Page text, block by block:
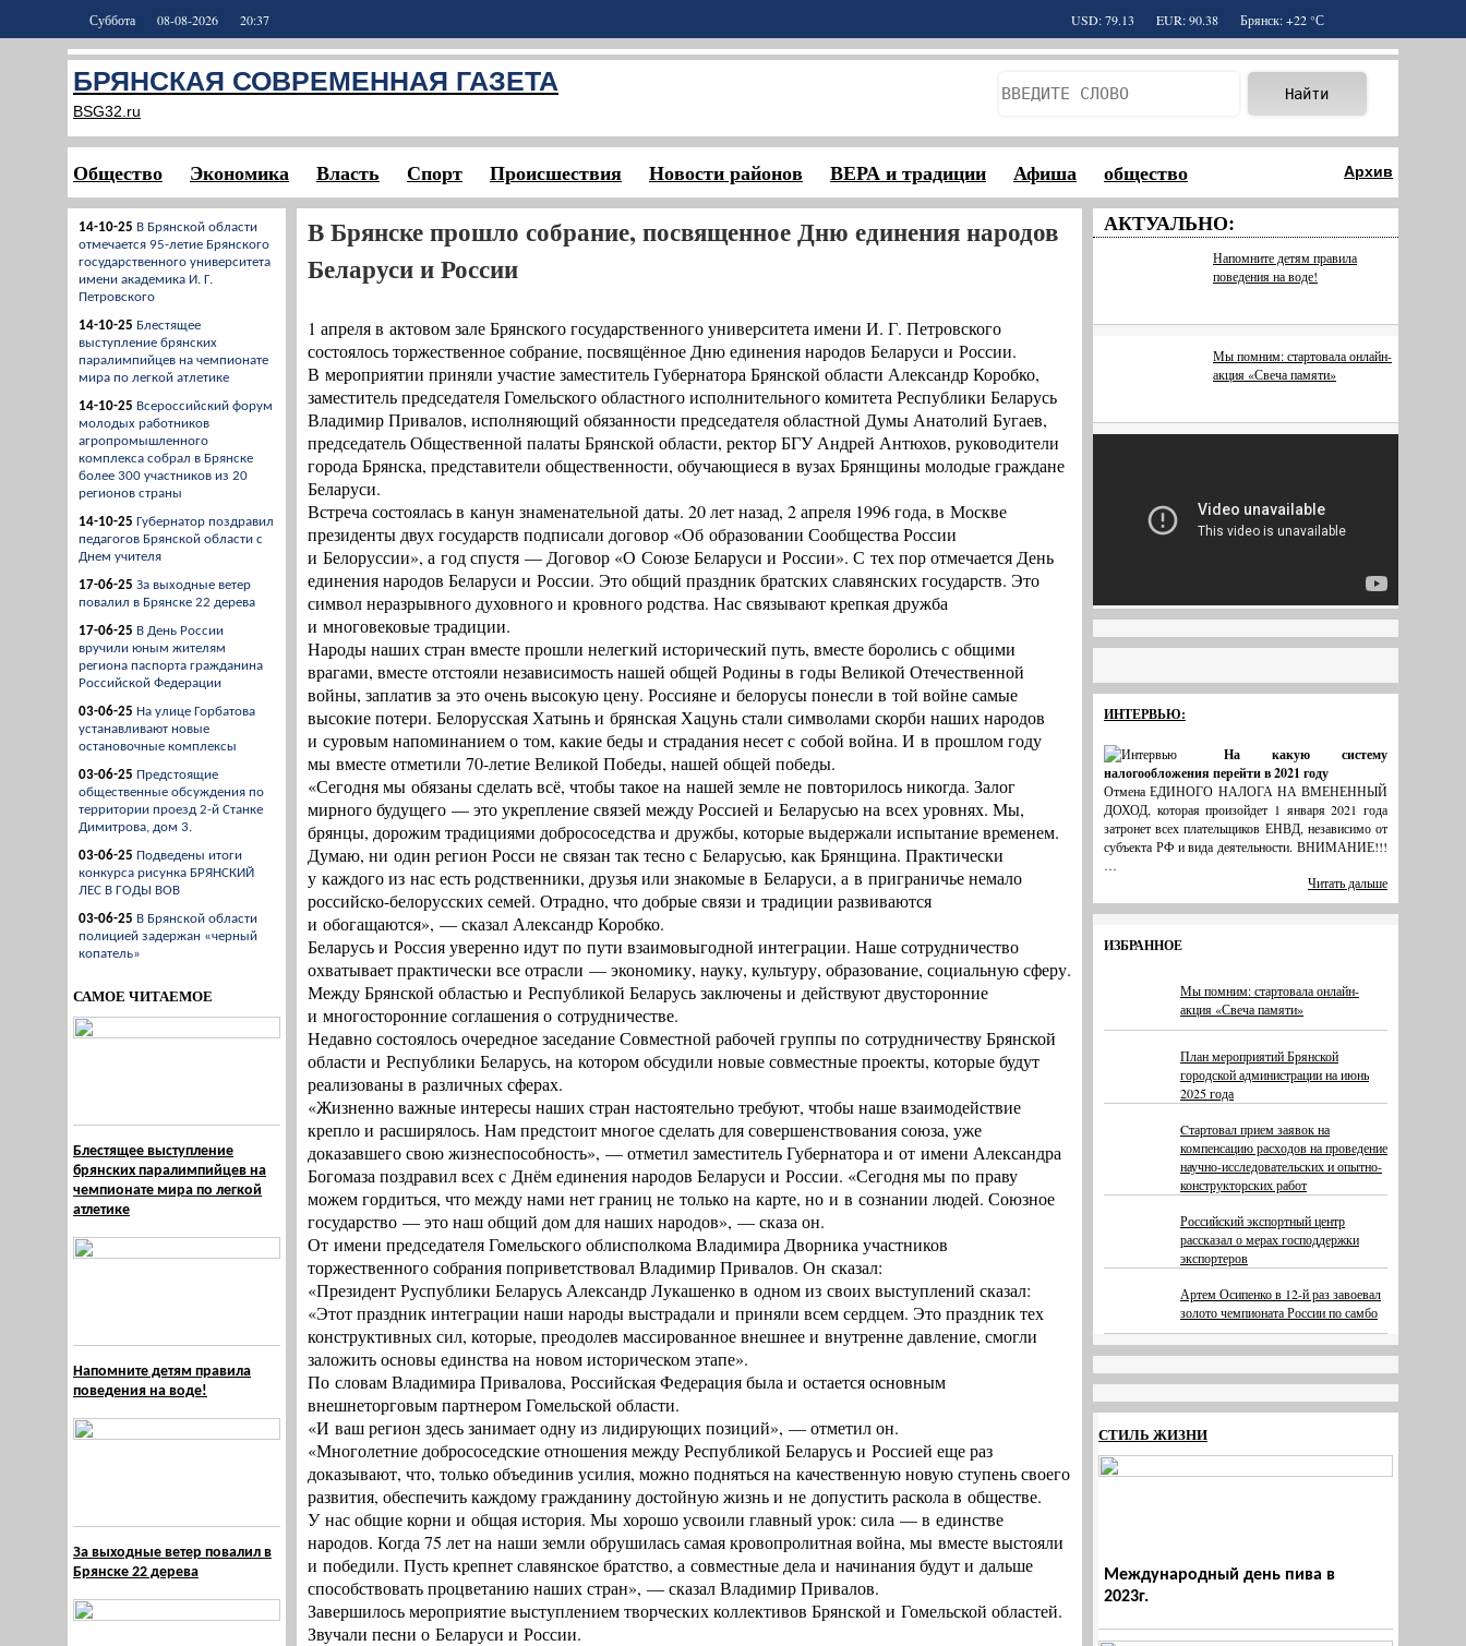
Суббота 08-08-2026 20:37 USD: 79.13 EUR: 90.38 Брянск: +22 °С
БРЯНСКАЯ СОВРЕМЕННАЯ ГАЗЕТА
BSG32.ru
Общество Экономика Власть Спорт Происшествия Новости районов ВЕРА и традиции Афиша общество Архив
14-10-25 В Брянской области
отмечается 95-летие Брянского
государственного университета
имени академика И. Г.
Петровского
14-10-25 Блестящее
выступление брянских
паралимпийцев на чемпионате
мира по легкой атлетике
14-10-25 Всероссийский форум
молодых работников
агропромышленного
комплекса собрал в Брянске
более 300 участников из 20
регионов страны
14-10-25 Губернатор поздравил
педагогов Брянской области с
Днем учителя
17-06-25 За выходные ветер
повалил в Брянске 22 дерева
17-06-25 В День России
вручили юным жителям
региона паспорта гражданина
Российской Федерации
03-06-25 На улице Горбатова
устанавливают новые
остановочные комплексы
03-06-25 Предстоящие
общественные обсуждения по
территории проезд 2-й Станке
Димитрова, дом 3.
03-06-25 Подведены итоги
конкурса рисунка БРЯНСКИЙ
ЛЕС В ГОДЫ ВОВ
03-06-25 В Брянской области
полицией задержан «черный
копатель»
САМОЕ ЧИТАЕМОЕ
Блестящее выступление
брянских паралимпийцев на
чемпионате мира по легкой
атлетике
Напомните детям правила
поведения на воде!
За выходные ветер повалил в
Брянске 22 дерева
В Брянске прошло собрание, посвященное Дню единения народов
Беларуси и России
1 апреля в актовом зале Брянского государственного университета имени И. Г. Петровского
состоялось торжественное собрание, посвящённое Дню единения народов Беларуси и России.
В мероприятии приняли участие заместитель Губернатора Брянской области Александр Коробко,
заместитель председателя Гомельского областного исполнительного комитета Республики Беларусь
Владимир Привалов, исполняющий обязанности председателя областной Думы Анатолий Бугаев,
председатель Общественной палаты Брянской области, ректор БГУ Андрей Антюхов, руководители
города Брянска, представители общественности, обучающиеся в вузах Брянщины молодые граждане
Беларуси.
Встреча состоялась в канун знаменательной даты. 20 лет назад, 2 апреля 1996 года, в Москве
президенты двух государств подписали договор «Об образовании Сообщества России
и Белоруссии», а год спустя — Договор «О Союзе Беларуси и России». С тех пор отмечается День
единения народов Беларуси и России. Это общий праздник братских славянских государств. Это
символ неразрывного духовного и кровного родства. Нас связывают крепкая дружба
и многовековые традиции.
Народы наших стран вместе прошли нелегкий исторический путь, вместе боролись с общими
врагами, вместе отстояли независимость нашей общей Родины в годы Великой Отечественной
войны, заплатив за это очень высокую цену. Россияне и белорусы понесли в той войне самые
высокие потери. Белорусская Хатынь и брянская Хацунь стали символами скорби наших народов
и суровым напоминанием о том, какие беды и страдания несет с собой война. И в прошлом году
мы вместе отметили 70-летие Великой Победы, нашей общей победы.
«Сегодня мы обязаны сделать всё, чтобы такое на нашей земле не повторилось никогда. Залог
мирного будущего — это укрепление связей между Россией и Беларусью на всех уровнях. Мы,
брянцы, дорожим традициями добрососедства и дружбы, которые выдержали испытание временем.
Думаю, ни один регион Росси не связан так тесно с Беларусью, как Брянщина. Практически
у каждого из нас есть родственники, друзья или знакомые в Беларуси, а в приграничье немало
российско-белорусских семей. Отрадно, что добрые связи и традиции развиваются
и обогащаются», — сказал Александр Коробко.
Беларусь и Россия уверенно идут по пути взаимовыгодной интеграции. Наше сотрудничество
охватывает практически все отрасли — экономику, науку, культуру, образование, социальную сферу.
Между Брянской областью и Республикой Беларусь заключены и действуют двусторонние
и многосторонние соглашения о сотрудничестве.
Недавно состоялось очередное заседание Совместной рабочей группы по сотрудничеству Брянской
области и Республики Беларусь, на котором обсудили новые совместные проекты, которые будут
реализованы в различных сферах.
«Жизненно важные интересы наших стран настоятельно требуют, чтобы наше взаимодействие
крепло и расширялось. Нам предстоит многое сделать для совершенствования союза, уже
доказавшего свою жизнеспособность», — отметил заместитель Губернатора и от имени Александра
Богомаза поздравил всех с Днём единения народов Беларуси и России. «Сегодня мы по праву
можем гордиться, что между нами нет границ не только на карте, но и в сознании людей. Союзное
государство — это наш общий дом для наших народов», — сказа он.
От имени председателя Гомельского облисполкома Владимира Дворника участников
торжественного собрания поприветствовал Владимир Привалов. Он сказал:
«Президент Руспублики Беларусь Александр Лукашенко в одном из своих выступлений сказал:
«Этот праздник интеграции наши народы выстрадали и приняли всем сердцем. Это праздник тех
конструктивных сил, которые, преодолев массированное внешнее и внутренне давление, смогли
заложить основы единства на новом историческом этапе».
По словам Владимира Привалова, Российская Федерация была и остается основным
внешнеторговым партнером Гомельской области.
«И ваш регион здесь занимает одну из лидирующих позиций», — отметил он.
«Многолетние добрососедские отношения между Республикой Беларусь и Россией еще раз
доказывают, что, только объединив усилия, можно подняться на качественную новую ступень своего
развития, обеспечить каждому гражданину достойную жизнь и не допустить раскола в обществе.
У нас общие корни и общая история. Мы хорошо усвоили главный урок: сила — в единстве
народов. Когда 75 лет на наши земли обрушилась самая кровопролитная война, мы вместе выстояли
и победили. Пусть крепнет славянское братство, а совместные дела и начинания будут и дальше
способствовать процветанию наших стран», — сказал Владимир Привалов.
Завершилось мероприятие выступлением творческих коллективов Брянской и Гомельской областей.
Звучали песни о Беларуси и России.
АКТУАЛЬНО:
Напомните детям правила
поведения на воде!
Мы помним: стартовала онлайн-
акция «Свеча памяти»
ИНТЕРВЬЮ:
На какую систему
налогообложения перейти в 2021 году
Отмена ЕДИНОГО НАЛОГА НА ВМЕНЕННЫЙ
ДОХОД, которая произойдет 1 января 2021 года
затронет всех плательщиков ЕНВД, независимо от
субъекта РФ и вида деятельности. ВНИМАНИЕ!!!
…
Читать дальше
ИЗБРАННОЕ
Мы помним: стартовала онлайн-
акция «Свеча памяти»
План мероприятий Брянской
городской администрации на июнь
2025 года
Cтартовал прием заявок на
компенсацию расходов на проведение
научно-исследовательских и опытно-
конструкторских работ
Российский экспортный центр
рассказал о мерах господдержки
экспортеров
Артем Осипенко в 12-й раз завоевал
золото чемпионата России по самбо
СТИЛЬ ЖИЗНИ
Международный день пива в
2023г.